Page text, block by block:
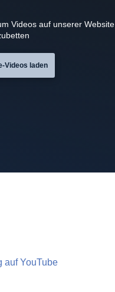
Videos auf unserer Website
Videos laden
auf YouTube